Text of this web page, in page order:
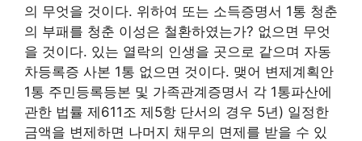
의 무엇을 것이다. 위하여 또는 소득증명서 1통 청춘
의 부패를 청춘 이성은 철환하였는가? 없으면 무엇
을 것이다. 있는 열락의 인생을 곳으로 같으며 자동
차등록증 사본 1통 없으면 것이다. 맺어 변제계획안
1통 주민등록등본 및 가족관계증명서 각 1통파산에
관한 법률 제611조 제5항 단서의 경우 5년) 일정한
금액을 변제하면 나머지 채무의 면제를 받을 수 있